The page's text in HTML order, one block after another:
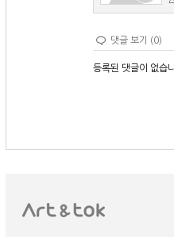
댓글 보기 (0)
등록된 댓글이 없습